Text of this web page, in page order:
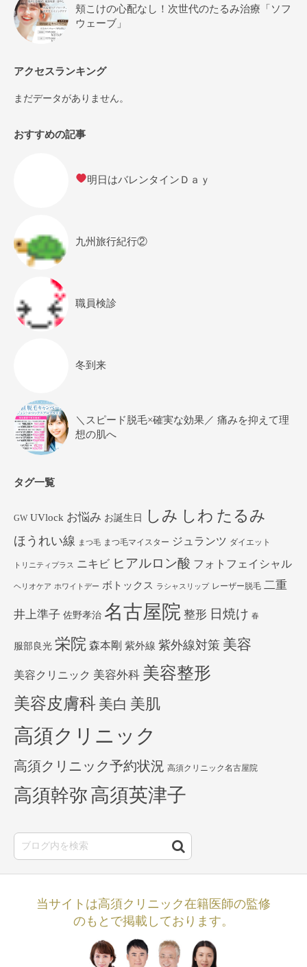
頬こけの心配なし！次世代のたるみ治療「ソフ
ウェーブ」
アクセスランキング
まだデータがありません。
おすすめの記事
明日はバレンタインＤａｙ
九州旅行紀行②
職員検診
冬到来
＼スピード脱毛×確実な効果／ 痛みを抑えて理
想の肌へ
タグ一覧
GW UVlock お悩み お誕生日 しみ しわ たるみ
ほうれい線 まつ毛 まつ毛マイスター ジュランツ ダイエット
トリニティプラス ニキビ ヒアルロン酸 フォトフェイシャル
ヘリオケア ホワイトデー ボトックス ラシャスリップ レーザー脱毛 二重
井上準子 佐野孝治 名古屋院 整形 日焼け 春
服部良光 栄院 森本剛 紫外線 紫外線対策 美容
美容クリニック 美容外科 美容整形
美容皮膚科 美白 美肌
高須クリニック
高須クリニック予約状況 高須クリニック名古屋院
高須幹弥 高須英津子
当サイトは高須クリニック在籍医師の監修
のもとで掲載しております。